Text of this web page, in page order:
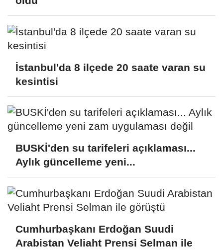
İstanbul'da 8 ilçede 20 saate varan su
kesintisi
BUSKİ'den su tarifeleri açıklaması...
Aylık güncelleme yeni...
Cumhurbaşkanı Erdoğan Suudi
Arabistan Veliaht Prensi Selman ile